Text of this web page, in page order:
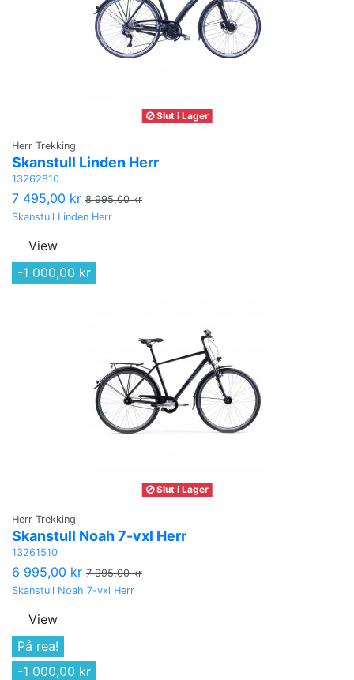
Slut i Lager
Herr Trekking
Skanstull Linden Herr
13262810
7 495,00 kr 8 995,00 kr
Skanstull Linden Herr
View
-1 000,00 kr
Slut i Lager
Herr Trekking
Skanstull Noah 7-vxl Herr
13261510
6 995,00 kr 7 995,00 kr
Skanstull Noah 7-vxl Herr
View
På rea!
-1 000,00 kr